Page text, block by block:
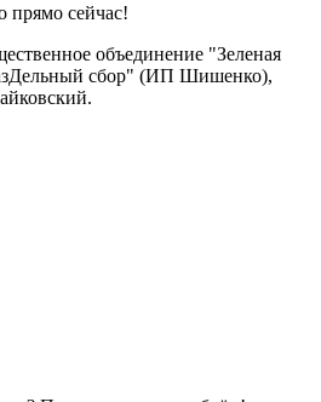
прямо сейчас!
объединение "Зеленая
сбор" (ИП Шишенко),